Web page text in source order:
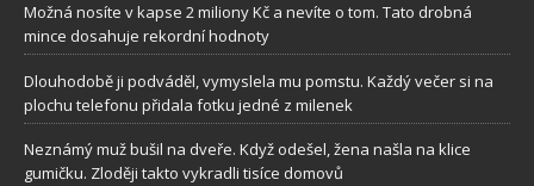
Možná nosíte v kapse 2 miliony Kč a nevíte o tom. Tato drobná
mince dosahuje rekordní hodnoty
Dlouhodobě ji podváděl, vymyslela mu pomstu. Každý večer si na
plochu telefonu přidala fotku jedné z milenek
Neznámý muž bušil na dveře. Když odešel, žena našla na klice
gumičku. Zloději takto vykradli tisíce domovů